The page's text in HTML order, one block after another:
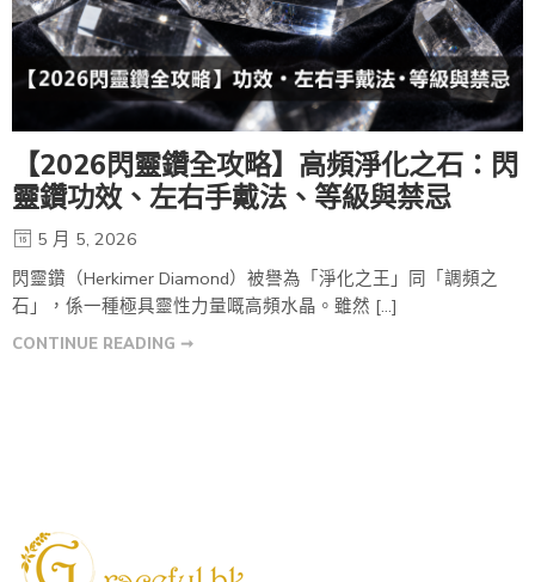
【2026閃靈鑽全攻略】高頻淨化之石：閃
靈鑽功效、左右手戴法、等級與禁忌
5 月 5, 2026
閃靈鑽（Herkimer Diamond）被譽為「淨化之王」同「調頻之
石」，係一種極具靈性力量嘅高頻水晶。雖然 […]
CONTINUE READING ➞